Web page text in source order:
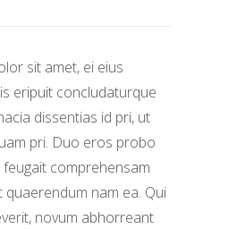
sit amet, ei eius
eripuit concludaturque
dissentias id pri, ut
pri. Duo eros probo
comprehensam
quaerendum nam ea. Qui
novum abhorreant